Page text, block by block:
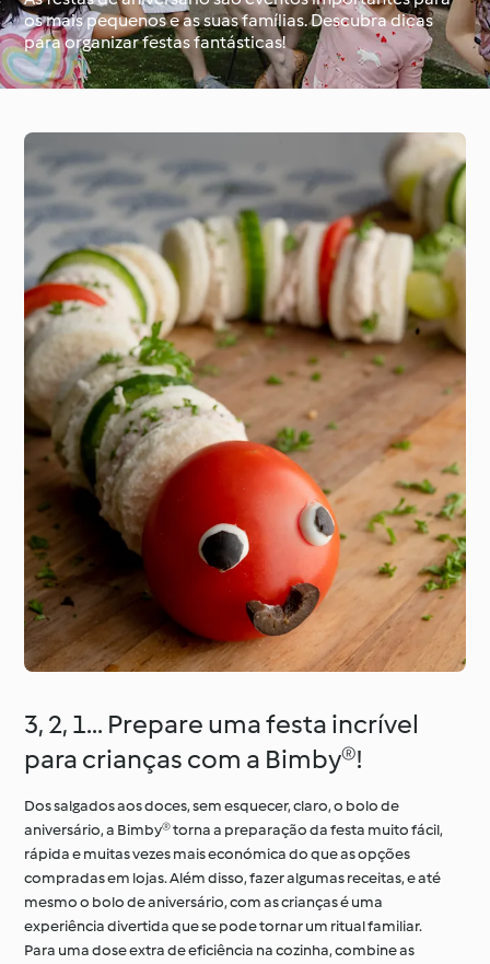
À volta do mundo com
o Cookidoo®
Aprenda com o
Cookidoo®
os mais pequenos e as suas famílias. Descubra dicas
para organizar festas fantásticas!
3, 2, 1... Prepare uma festa incrível
para crianças com a Bimby®!
Dos salgados aos doces, sem esquecer, claro, o bolo de
aniversário, a Bimby® torna a preparação da festa muito fácil,
rápida e muitas vezes mais económica do que as opções
compradas em lojas. Além disso, fazer algumas receitas, e até
mesmo o bolo de aniversário, com as crianças é uma
experiência divertida que se pode tornar um ritual familiar.
Para uma dose extra de eficiência na cozinha, combine as